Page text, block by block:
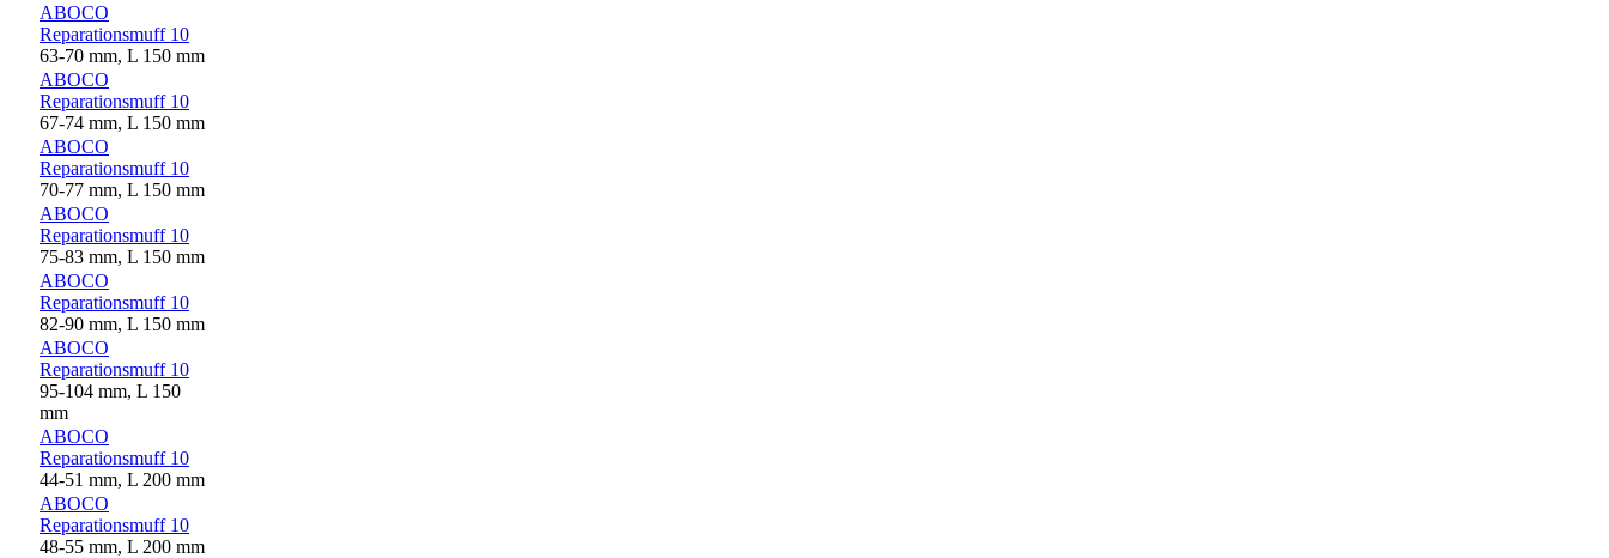
ABOCO
Reparationsmuff 10
63-70 mm, L 150 mm
ABOCO
Reparationsmuff 10
67-74 mm, L 150 mm
ABOCO
Reparationsmuff 10
70-77 mm, L 150 mm
ABOCO
Reparationsmuff 10
75-83 mm, L 150 mm
ABOCO
Reparationsmuff 10
82-90 mm, L 150 mm
ABOCO
Reparationsmuff 10
95-104 mm, L 150
mm
ABOCO
Reparationsmuff 10
44-51 mm, L 200 mm
ABOCO
Reparationsmuff 10
48-55 mm, L 200 mm